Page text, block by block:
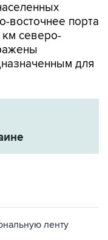
восточнее порта
северо-
для
ленту